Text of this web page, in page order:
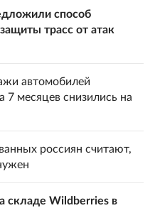
способ
трасс от атак
автомобилей
7 месяцев снизились на
россиян считают,
складе Wildberries в